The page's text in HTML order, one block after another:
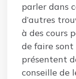
parler dans
d’autres
à des cours
de faire sont
présentent
conseille de